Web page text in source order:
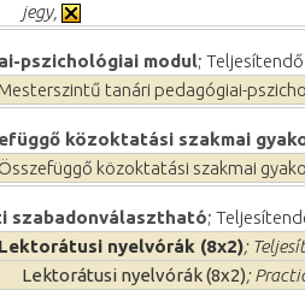
jegy,
pszichológiai modul;
Mesterszintű tanári pedagógiai-
közoktatási szakmai
Összefüggő közoktatási szakmai
szabadonválasztható;
Lektorátusi nyelvórák (8x2);
Lektorátusi nyelvórák (8x2);